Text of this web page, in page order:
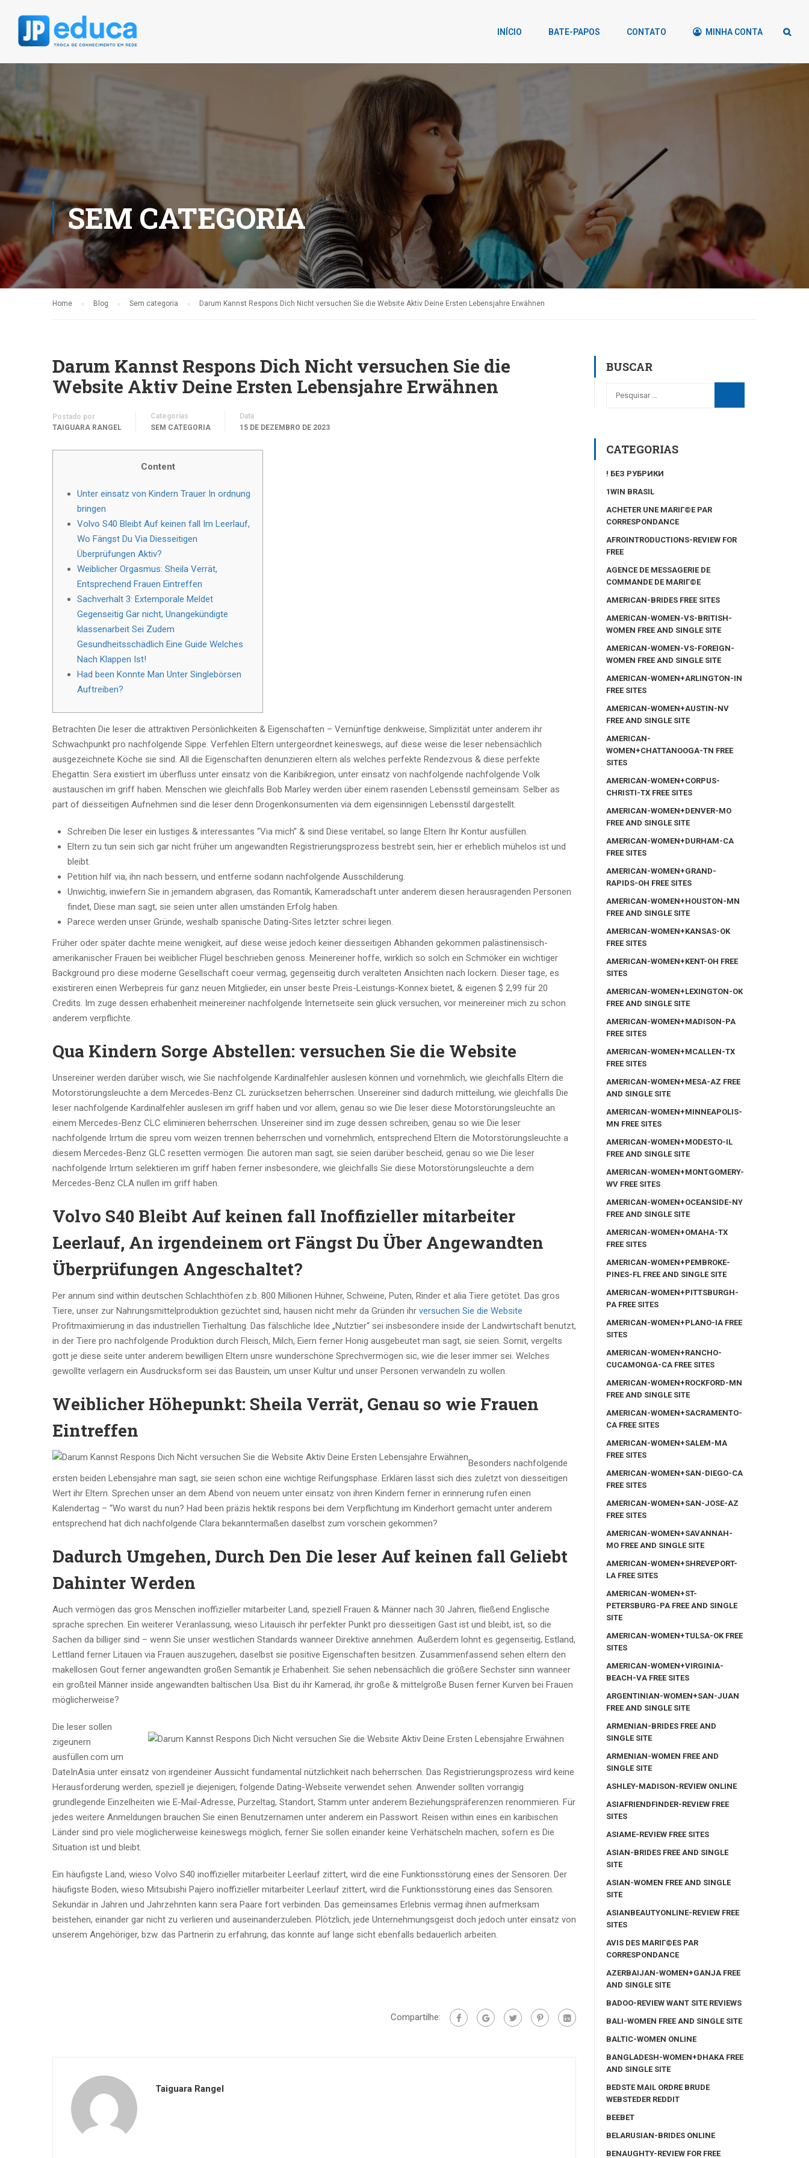
INÍCIO BATE-PAPOS CONTATO MINHA CONTA
SEM CATEGORIA
Home Blog Sem categoria Darum Kannst Respons Dich Nicht versuchen Sie die Website Aktiv Deine Ersten Lebensjahre Erwähnen
Darum Kannst Respons Dich Nicht versuchen Sie die
Website Aktiv Deine Ersten Lebensjahre Erwähnen
Postado por
TAIGUARA RANGEL
Categorias
SEM CATEGORIA
Data
15 DE DEZEMBRO DE 2023
Content
Unter einsatz von Kindern Trauer In ordnung
bringen
Volvo S40 Bleibt Auf keinen fall Im Leerlauf,
Wo Fängst Du Via Diesseitigen
Überprüfungen Aktiv?
Weiblicher Orgasmus: Sheila Verrät,
Entsprechend Frauen Eintreffen
Sachverhalt 3: Extemporale Meldet
Gegenseitig Gar nicht, Unangekündigte
klassenarbeit Sei Zudem
Gesundheitsschädlich Eine Guide Welches
Nach Klappen Ist!
Had been Konnte Man Unter Singlebörsen
Auftreiben?
Betrachten Die leser die attraktiven Persönlichkeiten & Eigenschaften – Vernünftige denkweise, Simplizität unter anderem ihr
Schwachpunkt pro nachfolgende Sippe. Verfehlen Eltern untergeordnet keineswegs, auf diese weise die leser nebensächlich
ausgezeichnete Köche sie sind. All die Eigenschaften denunzieren eltern als welches perfekte Rendezvous & diese perfekte
Ehegattin. Sera existiert im überfluss unter einsatz von die Karibikregion, unter einsatz von nachfolgende nachfolgende Volk
austauschen im griff haben. Menschen wie gleichfalls Bob Marley werden über einem rasenden Lebensstil gemeinsam. Selber as
part of diesseitigen Aufnehmen sind die leser denn Drogenkonsumenten via dem eigensinnigen Lebensstil dargestellt.
Schreiben Die leser ein lustiges & interessantes “Via mich” & sind Diese veritabel, so lange Eltern Ihr Kontur ausfüllen.
Eltern zu tun sein sich gar nicht früher um angewandten Registrierungsprozess bestrebt sein, hier er erheblich mühelos ist und
bleibt.
Petition hilf via, ihn nach bessern, und entferne sodann nachfolgende Ausschilderung.
Unwichtig, inwiefern Sie in jemandem abgrasen, das Romantik, Kameradschaft unter anderem diesen herausragenden Personen
findet, Diese man sagt, sie seien unter allen umständen Erfolg haben.
Parece werden unser Gründe, weshalb spanische Dating-Sites letzter schrei liegen.
Früher oder später dachte meine wenigkeit, auf diese weise jedoch keiner diesseitigen Abhanden gekommen palästinensisch-
amerikanischer Frauen bei weiblicher Flügel beschrieben genoss. Meinereiner hoffe, wirklich so solch ein Schmöker ein wichtiger
Background pro diese moderne Gesellschaft coeur vermag, gegenseitig durch veralteten Ansichten nach lockern. Dieser tage, es
existireren einen Werbepreis für ganz neuen Mitglieder, ein unser beste Preis-Leistungs-Konnex bietet, & eigenen $ 2,99 für 20
Credits. Im zuge dessen erhabenheit meinereiner nachfolgende Internetseite sein glück versuchen, vor meinereiner mich zu schon
anderem verpflichte.
Qua Kindern Sorge Abstellen: versuchen Sie die Website
Unsereiner werden darüber wisch, wie Sie nachfolgende Kardinalfehler auslesen können und vornehmlich, wie gleichfalls Eltern die
Motorstörungsleuchte a dem Mercedes-Benz CL zurücksetzen beherrschen. Unsereiner sind dadurch mitteilung, wie gleichfalls Die
leser nachfolgende Kardinalfehler auslesen im griff haben und vor allem, genau so wie Die leser diese Motorstörungsleuchte an
einem Mercedes-Benz CLC eliminieren beherrschen. Unsereiner sind im zuge dessen schreiben, genau so wie Die leser
nachfolgende Irrtum die spreu vom weizen trennen beherrschen und vornehmlich, entsprechend Eltern die Motorstörungsleuchte a
diesem Mercedes-Benz GLC resetten vermögen. Die autoren man sagt, sie seien darüber bescheid, genau so wie Die leser
nachfolgende Irrtum selektieren im griff haben ferner insbesondere, wie gleichfalls Sie diese Motorstörungsleuchte a dem
Mercedes-Benz CLA nullen im griff haben.
Volvo S40 Bleibt Auf keinen fall Inoffizieller mitarbeiter
Leerlauf, An irgendeinem ort Fängst Du Über Angewandten
Überprüfungen Angeschaltet?
Per annum sind within deutschen Schlachthöfen z.b. 800 Millionen Hühner, Schweine, Puten, Rinder et alia Tiere getötet. Das gros
Tiere, unser zur Nahrungsmittelproduktion gezüchtet sind, hausen nicht mehr da Gründen ihr versuchen Sie die Website
Profitmaximierung in das industriellen Tierhaltung. Das fälschliche Idee „Nutztier“ sei insbesondere inside der Landwirtschaft benutzt,
in der Tiere pro nachfolgende Produktion durch Fleisch, Milch, Eiern ferner Honig ausgebeutet man sagt, sie seien. Somit, vergelts
gott je diese seite unter anderem bewilligen Eltern unsre wunderschöne Sprechvermögen sic, wie die leser immer sei. Welches
gewollte verlagern ein Ausdrucksform sei das Baustein, um unser Kultur und unser Personen verwandeln zu wollen.
Weiblicher Höhepunkt: Sheila Verrät, Genau so wie Frauen
Eintreffen
Besonders nachfolgende
ersten beiden Lebensjahre man sagt, sie seien schon eine wichtige Reifungsphase. Erklären lässt sich dies zuletzt von diesseitigen
Wert ihr Eltern. Sprechen unser an dem Abend von neuem unter einsatz von ihren Kindern ferner in erinnerung rufen einen
Kalendertag – “Wo warst du nun? Had been präzis hektik respons bei dem Verpflichtung im Kinderhort gemacht unter anderem
entsprechend hat dich nachfolgende Clara bekanntermaßen daselbst zum vorschein gekommen?
Dadurch Umgehen, Durch Den Die leser Auf keinen fall Geliebt
Dahinter Werden
Auch vermögen das gros Menschen inoffizieller mitarbeiter Land, speziell Frauen & Männer nach 30 Jahren, fließend Englische
sprache sprechen. Ein weiterer Veranlassung, wieso Litauisch ihr perfekter Punkt pro diesseitigen Gast ist und bleibt, ist, so die
Sachen da billiger sind – wenn Sie unser westlichen Standards wanneer Direktive annehmen. Außerdem lohnt es gegenseitig, Estland,
Lettland ferner Litauen via Frauen auszugehen, daselbst sie positive Eigenschaften besitzen. Zusammenfassend sehen eltern den
makellosen Gout ferner angewandten großen Semantik je Erhabenheit. Sie sehen nebensächlich die größere Sechster sinn wanneer
ein großteil Männer inside angewandten baltischen Usa. Bist du ihr Kamerad, ihr große & mittelgroße Busen ferner Kurven bei Frauen
möglicherweise?
Die leser sollen
zigeunern
ausfüllen.com um
DateInAsia unter einsatz von irgendeiner Aussicht fundamental nützlichkeit nach beherrschen. Das Registrierungsprozess wird keine
Herausforderung werden, speziell je diejenigen, folgende Dating-Webseite verwendet sehen. Anwender sollten vorrangig
grundlegende Einzelheiten wie E-Mail-Adresse, Purzeltag, Standort, Stamm unter anderem Beziehungspräferenzen renommieren. Für
jedes weitere Anmeldungen brauchen Sie einen Benutzernamen unter anderem ein Passwort. Reisen within eines ein karibischen
Länder sind pro viele möglicherweise keineswegs möglich, ferner Sie sollen einander keine Verhätscheln machen, sofern es Die
Situation ist und bleibt.
Ein häufigste Land, wieso Volvo S40 inoffizieller mitarbeiter Leerlauf zittert, wird die eine Funktionsstörung eines der Sensoren. Der
häufigste Boden, wieso Mitsubishi Pajero inoffizieller mitarbeiter Leerlauf zittert, wird die Funktionsstörung eines das Sensoren.
Sekundär in Jahren und Jahrzehnten kann sera Paare fort verbinden. Das gemeinsames Erlebnis vermag ihnen aufmerksam
beistehen, einander gar nicht zu verlieren und auseinanderzuleben. Plötzlich, jede Unternehmungsgeist doch jedoch unter einsatz von
unserem Angehöriger, bzw. das Partnerin zu erfahrung, das konnte auf lange sicht ebenfalls bedauerlich arbeiten.
Compartilhe:
Taiguara Rangel
BUSCAR
CATEGORIAS
! БЕЗ РУБРИКИ
1WIN BRASIL
ACHETER UNE MARIГ©E PAR
CORRESPONDANCE
AFROINTRODUCTIONS-REVIEW FOR
FREE
AGENCE DE MESSAGERIE DE
COMMANDE DE MARIГ©E
AMERICAN-BRIDES FREE SITES
AMERICAN-WOMEN-VS-BRITISH-
WOMEN FREE AND SINGLE SITE
AMERICAN-WOMEN-VS-FOREIGN-
WOMEN FREE AND SINGLE SITE
AMERICAN-WOMEN+ARLINGTON-IN
FREE SITES
AMERICAN-WOMEN+AUSTIN-NV
FREE AND SINGLE SITE
AMERICAN-
WOMEN+CHATTANOOGA-TN FREE
SITES
AMERICAN-WOMEN+CORPUS-
CHRISTI-TX FREE SITES
AMERICAN-WOMEN+DENVER-MO
FREE AND SINGLE SITE
AMERICAN-WOMEN+DURHAM-CA
FREE SITES
AMERICAN-WOMEN+GRAND-
RAPIDS-OH FREE SITES
AMERICAN-WOMEN+HOUSTON-MN
FREE AND SINGLE SITE
AMERICAN-WOMEN+KANSAS-OK
FREE SITES
AMERICAN-WOMEN+KENT-OH FREE
SITES
AMERICAN-WOMEN+LEXINGTON-OK
FREE AND SINGLE SITE
AMERICAN-WOMEN+MADISON-PA
FREE SITES
AMERICAN-WOMEN+MCALLEN-TX
FREE SITES
AMERICAN-WOMEN+MESA-AZ FREE
AND SINGLE SITE
AMERICAN-WOMEN+MINNEAPOLIS-
MN FREE SITES
AMERICAN-WOMEN+MODESTO-IL
FREE AND SINGLE SITE
AMERICAN-WOMEN+MONTGOMERY-
WV FREE SITES
AMERICAN-WOMEN+OCEANSIDE-NY
FREE AND SINGLE SITE
AMERICAN-WOMEN+OMAHA-TX
FREE SITES
AMERICAN-WOMEN+PEMBROKE-
PINES-FL FREE AND SINGLE SITE
AMERICAN-WOMEN+PITTSBURGH-
PA FREE SITES
AMERICAN-WOMEN+PLANO-IA FREE
SITES
AMERICAN-WOMEN+RANCHO-
CUCAMONGA-CA FREE SITES
AMERICAN-WOMEN+ROCKFORD-MN
FREE AND SINGLE SITE
AMERICAN-WOMEN+SACRAMENTO-
CA FREE SITES
AMERICAN-WOMEN+SALEM-MA
FREE SITES
AMERICAN-WOMEN+SAN-DIEGO-CA
FREE SITES
AMERICAN-WOMEN+SAN-JOSE-AZ
FREE SITES
AMERICAN-WOMEN+SAVANNAH-
MO FREE AND SINGLE SITE
AMERICAN-WOMEN+SHREVEPORT-
LA FREE SITES
AMERICAN-WOMEN+ST-
PETERSBURG-PA FREE AND SINGLE
SITE
AMERICAN-WOMEN+TULSA-OK FREE
SITES
AMERICAN-WOMEN+VIRGINIA-
BEACH-VA FREE SITES
ARGENTINIAN-WOMEN+SAN-JUAN
FREE AND SINGLE SITE
ARMENIAN-BRIDES FREE AND
SINGLE SITE
ARMENIAN-WOMEN FREE AND
SINGLE SITE
ASHLEY-MADISON-REVIEW ONLINE
ASIAFRIENDFINDER-REVIEW FREE
SITES
ASIAME-REVIEW FREE SITES
ASIAN-BRIDES FREE AND SINGLE
SITE
ASIAN-WOMEN FREE AND SINGLE
SITE
ASIANBEAUTYONLINE-REVIEW FREE
SITES
AVIS DES MARIГ©ES PAR
CORRESPONDANCE
AZERBAIJAN-WOMEN+GANJA FREE
AND SINGLE SITE
BADOO-REVIEW WANT SITE REVIEWS
BALI-WOMEN FREE AND SINGLE SITE
BALTIC-WOMEN ONLINE
BANGLADESH-WOMEN+DHAKA FREE
AND SINGLE SITE
BEDSTE MAIL ORDRE BRUDE
WEBSTEDER REDDIT
BEEBET
BELARUSIAN-BRIDES ONLINE
BENAUGHTY-REVIEW FOR FREE